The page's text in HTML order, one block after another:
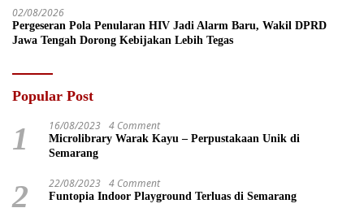
02/08/2026
Pergeseran Pola Penularan HIV Jadi Alarm Baru, Wakil DPRD
Jawa Tengah Dorong Kebijakan Lebih Tegas
Popular Post
1 16/08/2023 4 Comment
Microlibrary Warak Kayu – Perpustakaan Unik di
Semarang
2 22/08/2023 4 Comment
Funtopia Indoor Playground Terluas di Semarang